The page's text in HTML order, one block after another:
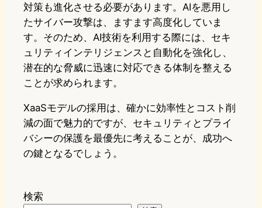
対策も進化させる必要があります。AIを悪用し
たサイバー攻撃は、ますます高度化していま
す。そのため、AI技術を利用する際には、セキ
ュリティインテリジェンスと自動化を強化し、
潜在的な脅威に迅速に対応できる体制を整える
ことが求められます。
XaaSモデルの採用は、確かに効率性とコスト削
減の面で魅力的ですが、セキュリティとプライ
バシーの保護を最優先に考えることが、成功へ
の鍵となるでしょう。
検索